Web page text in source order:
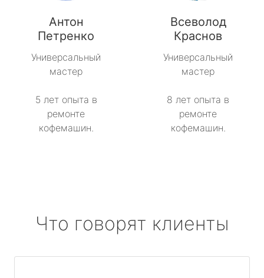
Антон
Петренко
Универсальный
мастер
5 лет опыта в
ремонте
кофемашин.
Всеволод
Краснов
Универсальный
мастер
8 лет опыта в
ремонте
кофемашин.
Что говорят клиенты